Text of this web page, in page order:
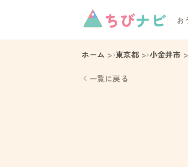
ちびナビ お
ホーム 東京都 小金井市
一覧に戻る